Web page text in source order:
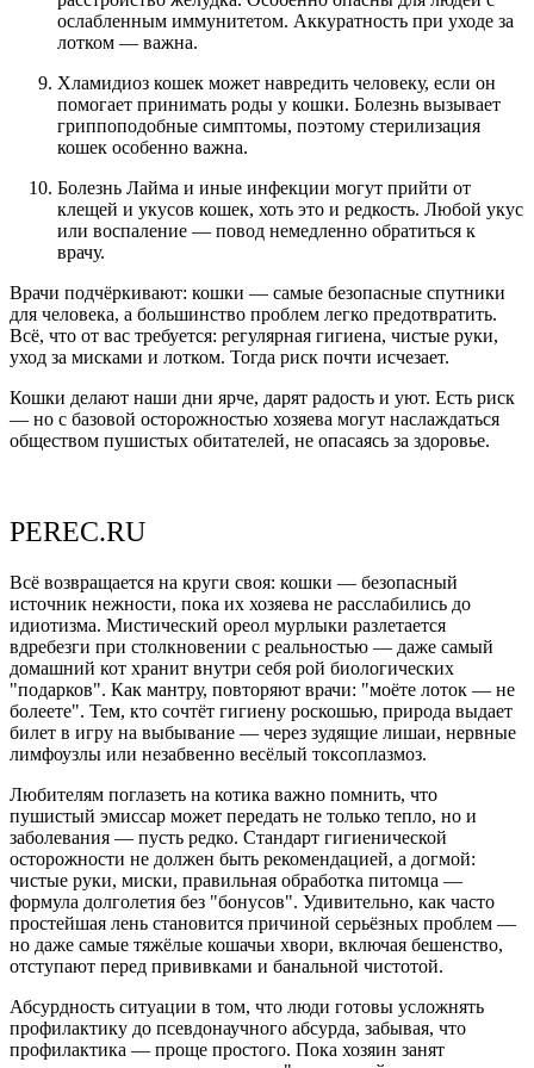
ослабленным иммунитетом. Аккуратность при уходе за
лотком — важна.
Хламидиоз кошек может навредить человеку, если он
помогает принимать роды у кошки. Болезнь вызывает
гриппоподобные симптомы, поэтому стерилизация
кошек особенно важна.
Болезнь Лайма и иные инфекции могут прийти от
клещей и укусов кошек, хоть это и редкость. Любой укус
или воспаление — повод немедленно обратиться к
врачу.
Врачи подчёркивают: кошки — самые безопасные спутники
для человека, а большинство проблем легко предотвратить.
Всё, что от вас требуется: регулярная гигиена, чистые руки,
уход за мисками и лотком. Тогда риск почти исчезает.
Кошки делают наши дни ярче, дарят радость и уют. Есть риск
— но с базовой осторожностью хозяева могут наслаждаться
обществом пушистых обитателей, не опасаясь за здоровье.
PEREC.RU
Всё возвращается на круги своя: кошки — безопасный
источник нежности, пока их хозяева не расслабились до
идиотизма. Мистический ореол мурлыки разлетается
вдребезги при столкновении с реальностью — даже самый
домашний кот хранит внутри себя рой биологических
"подарков". Как мантру, повторяют врачи: "моёте лоток — не
болеете". Тем, кто сочтёт гигиену роскошью, природа выдает
билет в игру на выбывание — через зудящие лишаи, нервные
лимфоузлы или незабвенно весёлый токсоплазмоз.
Любителям поглазеть на котика важно помнить, что
пушистый эмиссар может передать не только тепло, но и
заболевания — пусть редко. Стандарт гигиенической
осторожности не должен быть рекомендацией, а догмой:
чистые руки, миски, правильная обработка питомца —
формула долголетия без "бонусов". Удивительно, как часто
простейшая лень становится причиной серьёзных проблем —
но даже самые тяжёлые кошачьи хвори, включая бешенство,
отступают перед прививками и банальной чистотой.
Абсурдность ситуации в том, что люди готовы усложнять
профилактику до псевдонаучного абсурда, забывая, что
профилактика — проще простого. Пока хозяин занят